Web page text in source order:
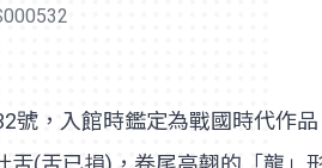
號，入館時鑑定為戰國時代作